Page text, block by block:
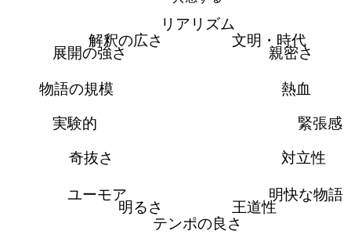
リアリズム
文明・時代
親密さ
熱血
緊張感
対立性
明快な物語
王道性
テンポの良さ
明るさ
ユーモア
奇抜さ
実験的
物語の規模
展開の強さ
解釈の広さ